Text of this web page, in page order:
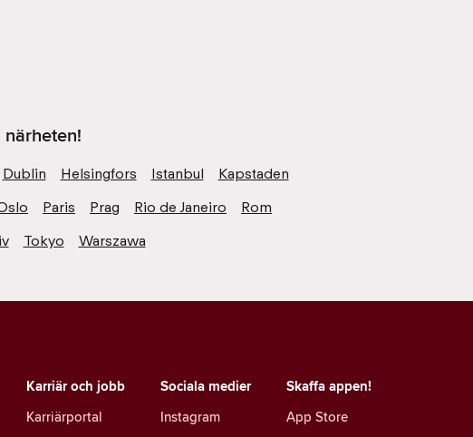
Dublin Helsingfors Istanbul
Kapstaden
Paris Prag Rio de Janeiro
Rom
Tokyo Warszawa
Sociala medier
Instagram
Karriär och jobb
Karriärportal
Skaffa appen!
App Store